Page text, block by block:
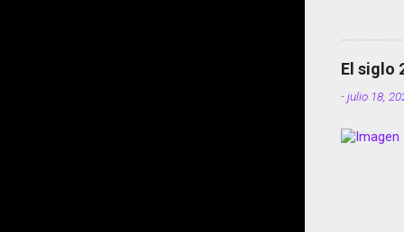
El siglo
-julio 18,